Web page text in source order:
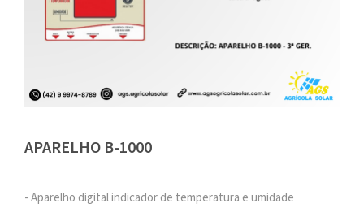
APARELHO B-1000
- Aparelho digital indicador de temperatura e umidade